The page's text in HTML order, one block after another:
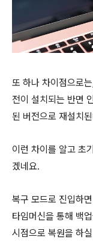
또 하나 차이점으로
전이 설치되는 반면
된 버전으로 재설치
이런 차이를 알고 초
겠네요.
복구 모드로 진입하
타임머신을 통해 백
시점으로 복원을 하